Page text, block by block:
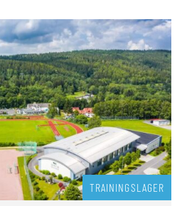
TRAININGSLAGER